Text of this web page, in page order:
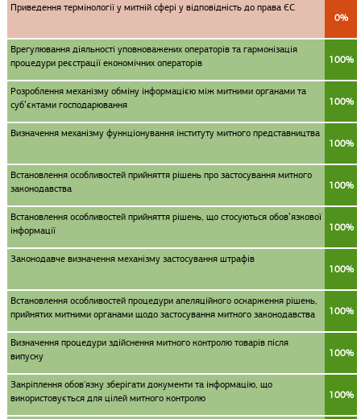
Приведення термінології у митній сфері у відповідність до права ЄС
0%
Врегулювання діяльності уповноважених операторів та гармонізація
процедури реєстрації економічних операторів
100%
Розроблення механізму обміну інформацією між митними органами та
суб’єктами господарювання
100%
Визначення механізму функціонування інституту митного представництва
100%
Встановлення особливостей прийняття рішень про застосування митного
законодавства
100%
Встановлення особливостей прийняття рішень, що стосуються обов’язкової
інформації
100%
Законодавче визначення механізму застосування штрафів
100%
Встановлення особливостей процедури апеляційного оскарження рішень,
прийнятих митними органами щодо застосування митного законодавства
100%
Визначення процедури здійснення митного контролю товарів після
випуску
100%
Закріплення обов'язку зберігати документи та інформацію, що
використовується для цілей митного контролю
100%